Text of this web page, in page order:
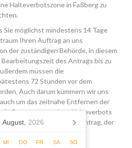
Halteverbotszone in Faßberg zu
Sie möglichst mindestens 14 Tage
Ihren Auftrag an uns
der zuständigen Behörde, in diesem
Bearbeitungszeit des Antrags bis zu
müssen die
72 Stunden vor dem
Auch darum kümmern wir uns
um das zeitnahe Entfernen der
Beantragung eines Halteverbots
den Gebühren für den Antrag, der
einer Pauschale für den
und Abholen der Schilder
August, 2026
MI DO FR SA SO